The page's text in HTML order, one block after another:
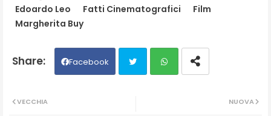
Edoardo Leo
Fatti Cinematografici
Film
Margherita Buy
Facebook
NUOVA
VECCHIA